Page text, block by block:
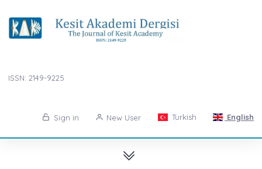
ISSN: 2149-9225
Sign in New User Turkish English